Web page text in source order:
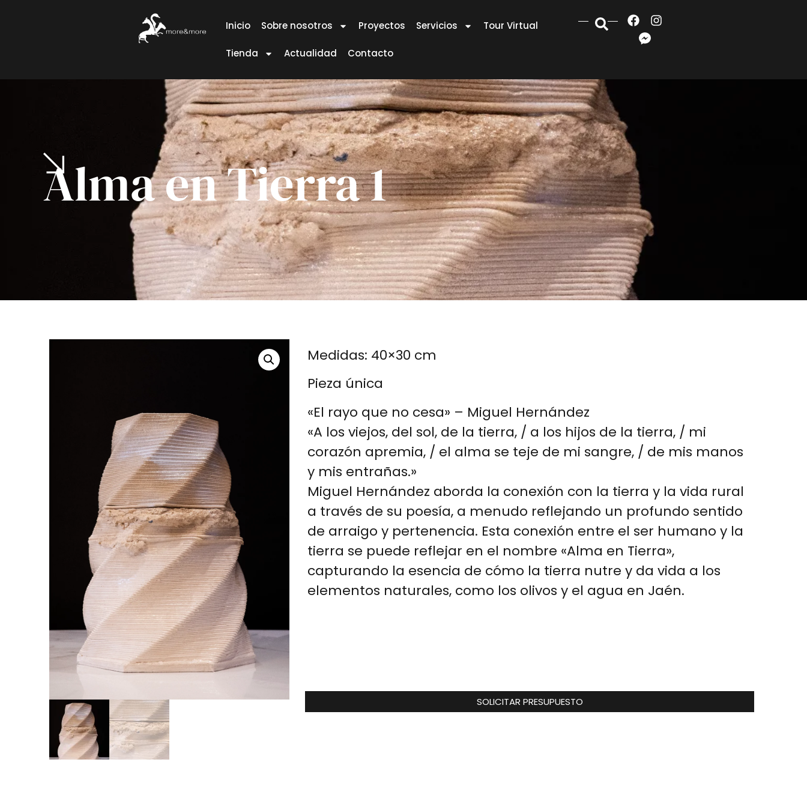
Inicio Sobre nosotros Proyectos Servicios Tour Virtual
Tienda Actualidad Contacto
Alma en Tierra 1
Medidas: 40×30 cm
Pieza única
«El rayo que no cesa» – Miguel Hernández
«A los viejos, del sol, de la tierra, / a los hijos de la tierra, / mi
corazón apremia, / el alma se teje de mi sangre, / de mis manos
y mis entrañas.»
Miguel Hernández aborda la conexión con la tierra y la vida rural
a través de su poesía, a menudo reflejando un profundo sentido
de arraigo y pertenencia. Esta conexión entre el ser humano y la
tierra se puede reflejar en el nombre «Alma en Tierra»,
capturando la esencia de cómo la tierra nutre y da vida a los
elementos naturales, como los olivos y el agua en Jaén.
SOLICITAR PRESUPUESTO